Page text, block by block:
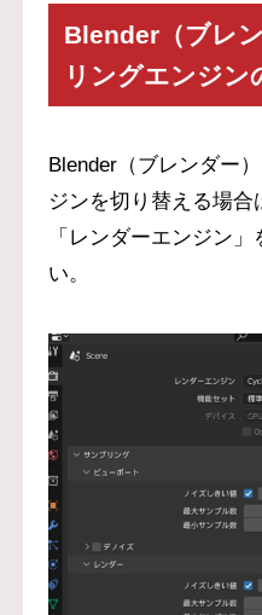
Blender（ブレ
リングエンジン
Blender（ブレンダー
ジンを切り替える場
「レンダーエンジン
い。